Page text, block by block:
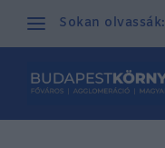
Sokan olvassák: